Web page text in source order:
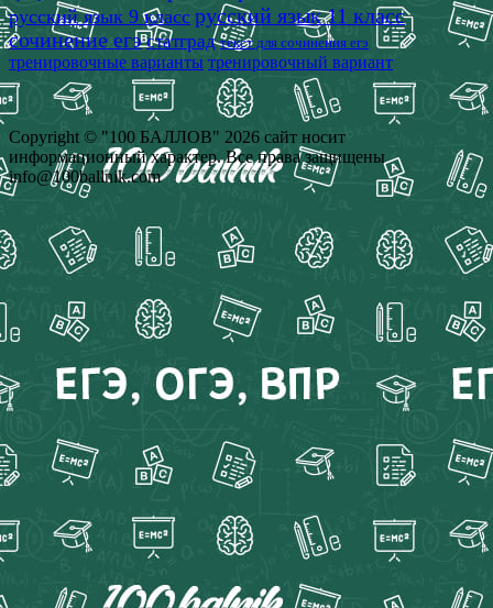
русский язык 9 класс русский язык 11 класс
сочинение егэ статград текст для сочинения егэ
тренировочные варианты тренировочный вариант
Copyright © "100 БАЛЛОВ" 2026 сайт носит
информационный характер. Все права защищены
info@100ballnik.com